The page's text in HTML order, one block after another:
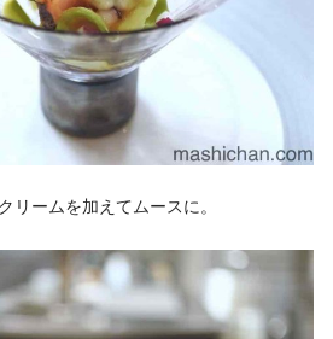
リームを加えてムースに。